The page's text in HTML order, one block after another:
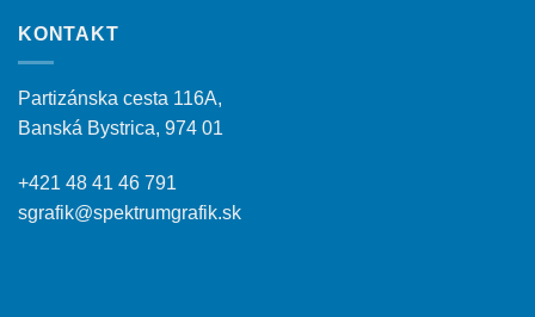
KONTAKT
Partizánska cesta 116A,
Banská Bystrica, 974 01
+421 48 41 46 791
sgrafik@spektrumgrafik.sk